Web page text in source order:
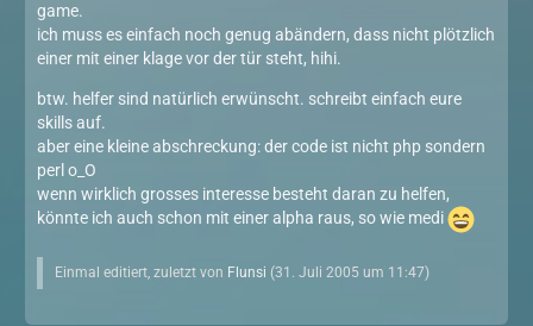
game.
ich muss es einfach noch genug abändern, dass nicht plötzlich
einer mit einer klage vor der tür steht, hihi.
btw. helfer sind natürlich erwünscht. schreibt einfach eure
skills auf.
aber eine kleine abschreckung: der code ist nicht php sondern
perl o_O
wenn wirklich grosses interesse besteht daran zu helfen,
könnte ich auch schon mit einer alpha raus, so wie medi
Einmal editiert, zuletzt von Flunsi (31. Juli 2005 um 11:47)